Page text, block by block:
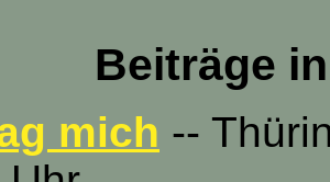
Beiträge
mich --